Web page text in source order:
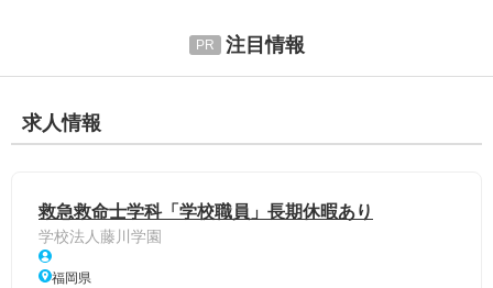
注目情報
求人情報
救急救命士学科「学校職員」長期休暇あり
学校法人藤川学園
福岡県